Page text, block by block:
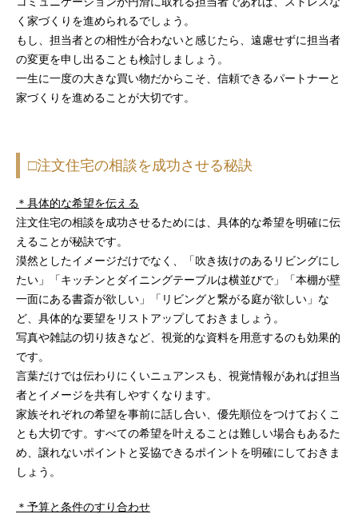
く家づくりを進められるでしょう。
もし、担当者との相性が合わないと感じたら、遠慮せずに担当者
の変更を申し出ることも検討しましょう。
一生に一度の大きな買い物だからこそ、信頼できるパートナーと
家づくりを進めることが大切です。
□注文住宅の相談を成功させる秘訣
＊具体的な希望を伝える
注文住宅の相談を成功させるためには、具体的な希望を明確に伝
えることが秘訣です。
漠然としたイメージだけでなく、「吹き抜けのあるリビングにし
たい」「キッチンとダイニングテーブルは横並びで」「本棚が壁
一面にある書斎が欲しい」「リビングと繋がる庭が欲しい」な
ど、具体的な要望をリストアップしておきましょう。
写真や雑誌の切り抜きなど、視覚的な資料を用意するのも効果的
です。
言葉だけでは伝わりにくいニュアンスも、視覚情報があれば担当
者とイメージを共有しやすくなります。
家族それぞれの希望を事前に話し合い、優先順位をつけておくこ
とも大切です。すべての希望を叶えることは難しい場合もあるた
め、譲れないポイントと妥協できるポイントを明確にしておきま
しょう。
＊予算と条件のすり合わせ